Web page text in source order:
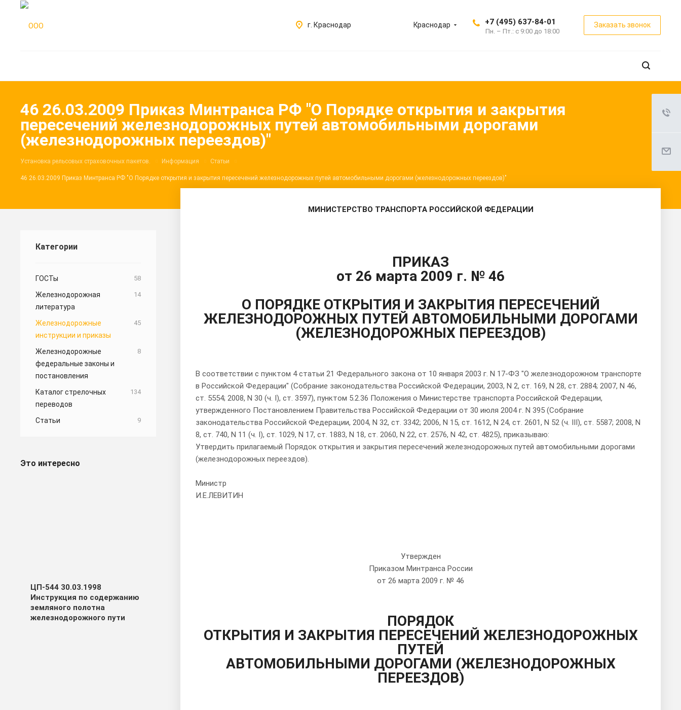
Краснодар +7 (495) 637-84-01
Пн. – Пт.: с 9:00 до 18:00
Заказать звонок
г. Краснодар
46 26.03.2009 Приказ Минтранса РФ "О Порядке открытия и закрытия
пересечений железнодорожных путей автомобильными дорогами
(железнодорожных переездов)"
Установка рельсовых страховочных пакетов. Информация Статьи
46 26.03.2009 Приказ Минтранса РФ "О Порядке открытия и закрытия пересечений железнодорожных путей автомобильными дорогами (железнодорожных переездов)"
МИНИСТЕРСТВО ТРАНСПОРТА РОССИЙСКОЙ ФЕДЕРАЦИИ
ПРИКАЗ
от 26 марта 2009 г. № 46
О ПОРЯДКЕ ОТКРЫТИЯ И ЗАКРЫТИЯ ПЕРЕСЕЧЕНИЙ
ЖЕЛЕЗНОДОРОЖНЫХ ПУТЕЙ АВТОМОБИЛЬНЫМИ ДОРОГАМИ
(ЖЕЛЕЗНОДОРОЖНЫХ ПЕРЕЕЗДОВ)
В соответствии с пунктом 4 статьи 21 Федерального закона от 10 января 2003 г. N 17-ФЗ "О железнодорожном транспорте
в Российской Федерации" (Собрание законодательства Российской Федерации, 2003, N 2, ст. 169, N 28, ст. 2884; 2007, N 46,
ст. 5554; 2008, N 30 (ч. I), ст. 3597), пунктом 5.2.36 Положения о Министерстве транспорта Российской Федерации,
утвержденного Постановлением Правительства Российской Федерации от 30 июля 2004 г. N 395 (Собрание
законодательства Российской Федерации, 2004, N 32, ст. 3342; 2006, N 15, ст. 1612, N 24, ст. 2601, N 52 (ч. III), ст. 5587; 2008, N
8, ст. 740, N 11 (ч. I), ст. 1029, N 17, ст. 1883, N 18, ст. 2060, N 22, ст. 2576, N 42, ст. 4825), приказываю:
Утвердить прилагаемый Порядок открытия и закрытия пересечений железнодорожных путей автомобильными дорогами
(железнодорожных переездов).
Министр
И.Е.ЛЕВИТИН
Утвержден
Приказом Минтранса России
от 26 марта 2009 г. № 46
ПОРЯДОК
ОТКРЫТИЯ И ЗАКРЫТИЯ ПЕРЕСЕЧЕНИЙ ЖЕЛЕЗНОДОРОЖНЫХ
ПУТЕЙ
АВТОМОБИЛЬНЫМИ ДОРОГАМИ (ЖЕЛЕЗНОДОРОЖНЫХ
ПЕРЕЕЗДОВ)
Категории
ГОСТы 58
Железнодорожная
литература
14
Железнодорожные
инструкции и приказы
45
Железнодорожные
федеральные законы и
постановления
8
Каталог стрелочных
переводов
134
Статьи 9
Это интересно
ЦП-544 30.03.1998
Инструкция по содержанию
земляного полотна
железнодорожного пути